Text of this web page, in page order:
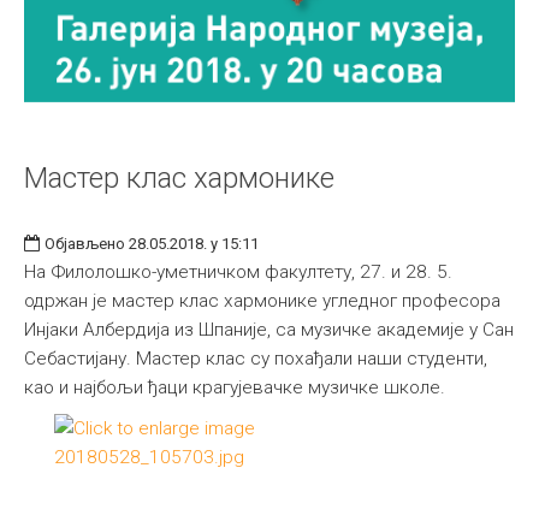
Мастер клас хармонике
Објављено 28.05.2018. у 15:11
На Филолошко-уметничком факултету, 27. и 28. 5.
одржан је мастер клас хармонике угледног професора
Инјаки Албердија из Шпаније, са музичке академије у Сан
Себастијану. Мастер клас су похађали наши студенти,
као и најбољи ђаци крагујевачке музичке школе.